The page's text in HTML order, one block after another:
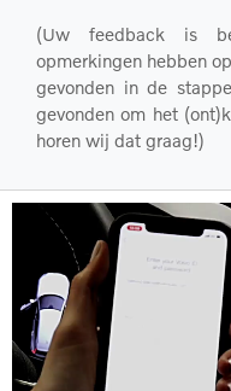
(Uw feedback is
opmerkingen hebben
gevonden in de
gevonden om het
horen wij dat graag!)